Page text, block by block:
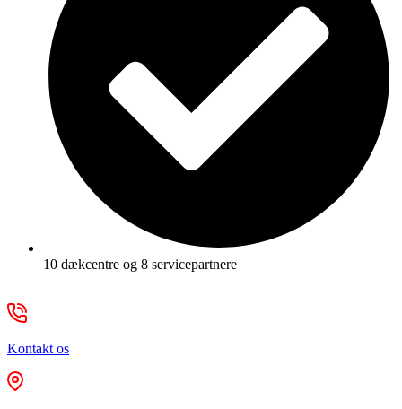
10 dækcentre og 8 servicepartnere
Kontakt os